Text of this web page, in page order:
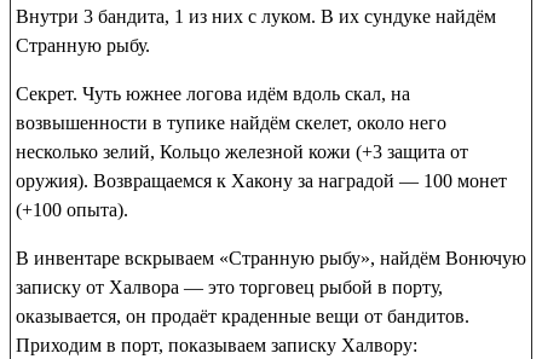
Внутри 3 бандита, 1 из них с луком. В их сундуке найдём
Странную рыбу.
Секрет. Чуть южнее логова идём вдоль скал, на
возвышенности в тупике найдём скелет, около него
несколько зелий, Кольцо железной кожи (+3 защита от
оружия). Возвращаемся к Хакону за наградой — 100 монет
(+100 опыта).
В инвентаре вскрываем «Странную рыбу», найдём Вонючую
записку от Халвора — это торговец рыбой в порту,
оказывается, он продаёт краденные вещи от бандитов.
Приходим в порт, показываем записку Халвору: